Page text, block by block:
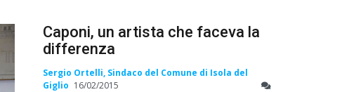
Caponi, un artista che faceva la
differenza
Sergio Ortelli, Sindaco del Comune di Isola del
Giglio 16/02/2015